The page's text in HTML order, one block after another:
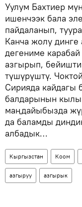
Уулум Бахтиер
ишенчээк бала
пайдаланып,
Канча жолу
дегениме
азгырып,
түшүрүштү.
Сирияда
балдарынын
маңдайыбызда
да баламды
албадык…
Кыргызстан Коом
азгыруу азгырык